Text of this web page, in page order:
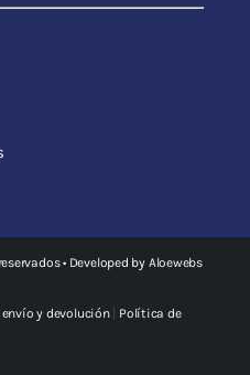
• Developed by Aloewebs
y devolución| Política de